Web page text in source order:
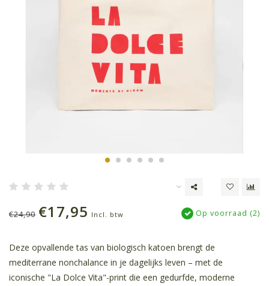
€24,90 €17,95 Incl. btw Op voorraad (2)
Deze opvallende tas van biologisch katoen brengt de
mediterrane nonchalance in je dagelijks leven – met de
iconische "La Dolce Vita"-print die een gedurfde, moderne